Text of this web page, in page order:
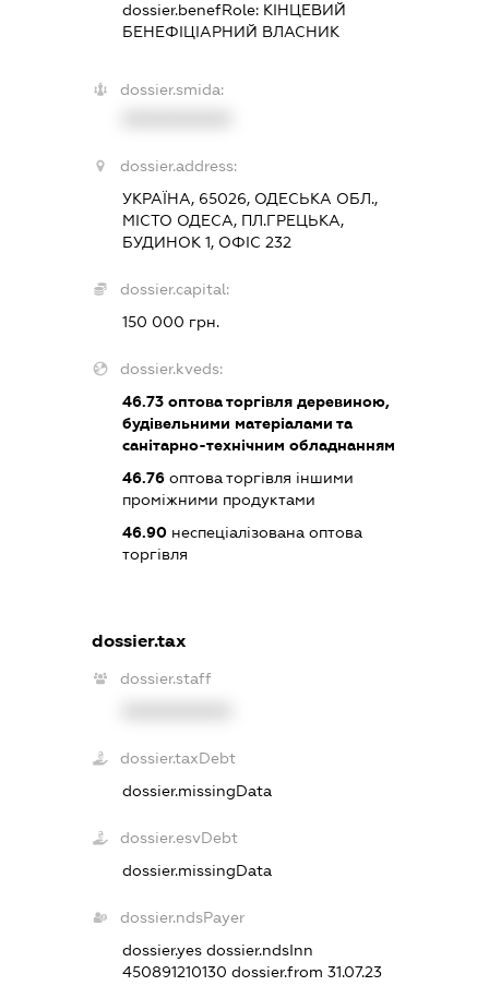
dossier.benefRole: КІНЦЕВИЙ
БЕНЕФІЦІАРНИЙ ВЛАСНИК
dossier.smida:
dossier.address:
УКРАЇНА, 65026, ОДЕСЬКА ОБЛ.,
МІСТО ОДЕСА, ПЛ.ГРЕЦЬКА,
БУДИНОК 1, ОФІС 232
dossier.capital:
150 000 грн.
dossier.kveds:
46.73оптова торгівля деревиною,
будівельними матеріалами та
санітарно-технічним обладнанням
46.76оптова торгівля іншими
проміжними продуктами
46.90неспеціалізована оптова
торгівля
dossier.tax
dossier.staff
dossier.taxDebt
dossier.missingData
dossier.esvDebt
dossier.missingData
dossier.ndsPayer
dossier.yes dossier.ndsInn
450891210130 dossier.from 31.07.23